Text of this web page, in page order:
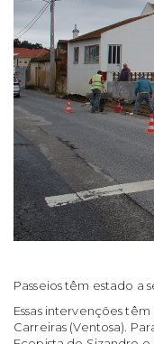
Passeios têm estado a
Essas intervenções
Carreiras (Ventosa).